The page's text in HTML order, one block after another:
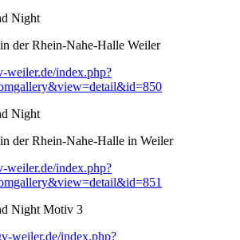
Night
der Rhein-Nahe-Halle Weiler
weiler.de/index.php?
Night
der Rhein-Nahe-Halle in Weiler
weiler.de/index.php?
Night Motiv 3
weiler.de/index.php?